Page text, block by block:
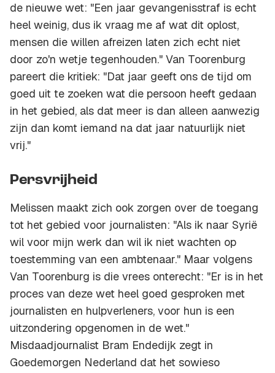
de nieuwe wet: "Een jaar gevangenisstraf is echt
heel weinig, dus ik vraag me af wat dit oplost,
mensen die willen afreizen laten zich echt niet
door zo'n wetje tegenhouden." Van Toorenburg
pareert die kritiek: "Dat jaar geeft ons de tijd om
goed uit te zoeken wat die persoon heeft gedaan
in het gebied, als dat meer is dan alleen aanwezig
zijn dan komt iemand na dat jaar natuurlijk niet
vrij."
Persvrijheid
Melissen maakt zich ook zorgen over de toegang
tot het gebied voor journalisten: "Als ik naar Syrië
wil voor mijn werk dan wil ik niet wachten op
toestemming van een ambtenaar." Maar volgens
Van Toorenburg is die vrees onterecht: "Er is in het
proces van deze wet heel goed gesproken met
journalisten en hulpverleners, voor hun is een
uitzondering opgenomen in de wet."
Misdaadjournalist Bram Endedijk zegt in
Goedemorgen Nederland dat het sowieso